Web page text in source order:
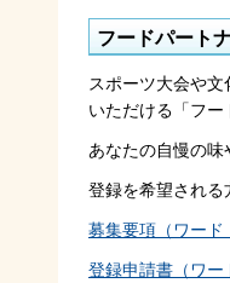
フードパート
スポーツ大会や
いただける「フー
あなたの自慢の味
登録を希望される
募集要項（ワード
登録申請書（ワー